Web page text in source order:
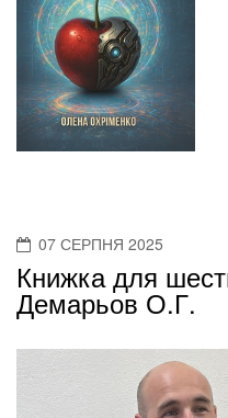
07 СЕРПНЯ 2025
Книжка для
Демарьов О.Г.